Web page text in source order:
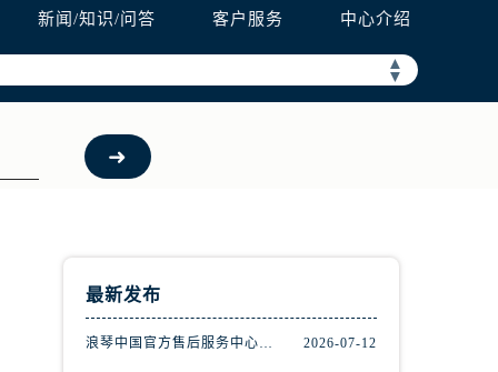
新闻/知识/问答 客户服务 中心介绍
▲
▼
最新发布
浪琴中国官方售后服务中心完整地址及热线实地考察报告+多信源验证（2026年7月最新） 2026-07-12